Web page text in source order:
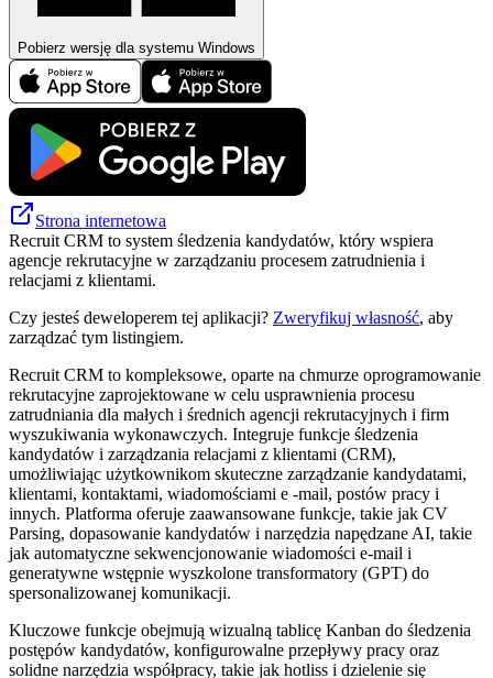
Pobierz wersję dla systemu Windows
Strona internetowa
Recruit CRM to system śledzenia kandydatów, który wspiera
agencje rekrutacyjne w zarządzaniu procesem zatrudnienia i
relacjami z klientami.
Czy jesteś deweloperem tej aplikacji? Zweryfikuj własność, aby
zarządzać tym listingiem.
Recruit CRM to kompleksowe, oparte na chmurze oprogramowanie
rekrutacyjne zaprojektowane w celu usprawnienia procesu
zatrudniania dla małych i średnich agencji rekrutacyjnych i firm
wyszukiwania wykonawczych. Integruje funkcje śledzenia
kandydatów i zarządzania relacjami z klientami (CRM),
umożliwiając użytkownikom skuteczne zarządzanie kandydatami,
klientami, kontaktami, wiadomościami e -mail, postów pracy i
innych. Platforma oferuje zaawansowane funkcje, takie jak CV
Parsing, dopasowanie kandydatów i narzędzia napędzane AI, takie
jak automatyczne sekwencjonowanie wiadomości e-mail i
generatywne wstępnie wyszkolone transformatory (GPT) do
spersonalizowanej komunikacji.
Kluczowe funkcje obejmują wizualną tablicę Kanban do śledzenia
postępów kandydatów, konfigurowalne przepływy pracy oraz
solidne narzędzia współpracy, takie jak hotliss i dzielenie się